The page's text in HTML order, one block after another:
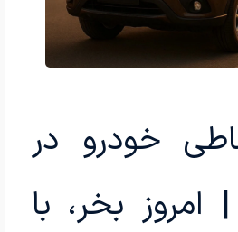
خودرو در
بخر، با